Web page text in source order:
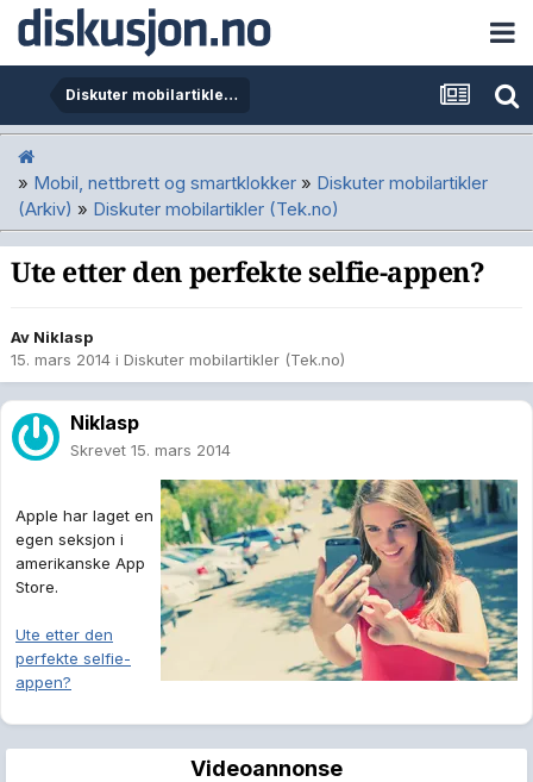
Diskuter mobilartikler (Tek.no)
» Mobil, nettbrett og smartklokker » Diskuter mobilartikler
(Arkiv) » Diskuter mobilartikler (Tek.no)
Ute etter den perfekte selfie-appen?
Av Niklasp
15. mars 2014 i Diskuter mobilartikler (Tek.no)
Niklasp
Skrevet 15. mars 2014
Apple har laget en
egen seksjon i
amerikanske App
Store.
Ute etter den
perfekte selfie-
appen?
Videoannonse